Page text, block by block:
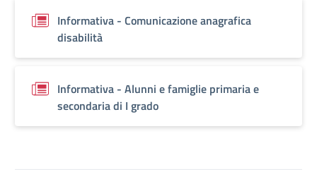
Informativa - Comunicazione anagrafica
disabilità
Informativa - Alunni e famiglie primaria e
secondaria di I grado